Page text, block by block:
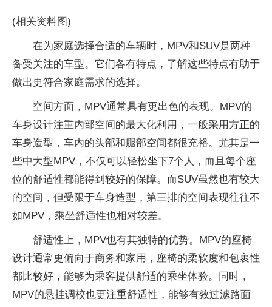
(相关资料图)
在为家庭选择合适的车辆时，MPV和SUV是两种
备受关注的车型。它们各有特点，了解这些特点有助于
做出更符合家庭需求的选择。
空间方面，MPV通常具有更出色的表现。MPV的
车身设计注重内部空间的最大化利用，一般采用方正的
车身造型，车内的头部和腿部空间都很充裕。尤其是一
些中大型MPV，不仅可以轻松坐下7个人，而且每个座
位的舒适性都能得到较好的保障。而SUV虽然也有较大
的空间，但受限于车身造型，第三排的空间表现往往不
如MPV，乘坐舒适性也相对较差。
舒适性上，MPV也有其独特的优势。MPV的座椅
设计通常更偏向于商务和家用，座椅的柔软度和包裹性
都比较好，能够为乘客提供舒适的乘坐体验。同时，
MPV的悬挂调校也更注重舒适性，能够有效过滤路面